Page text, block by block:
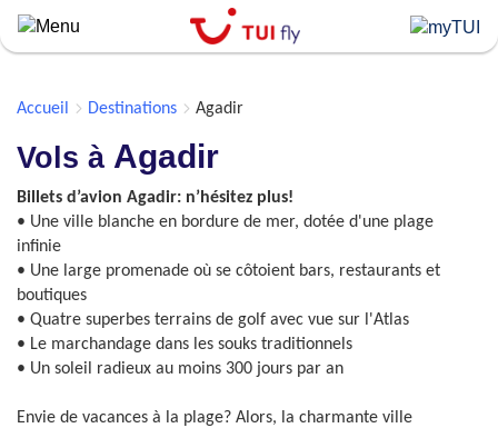
Skip
to
Accueil
Destinations Agadir
Vols à Agadir
Billets d’avion Agadir: n’hésitez plus!
• Une ville blanche en bordure de mer, dotée d'une plage
infinie
• Une large promenade où se côtoient bars, restaurants et
boutiques
• Quatre superbes terrains de golf avec vue sur l'Atlas
• Le marchandage dans les souks traditionnels
• Un soleil radieux au moins 300 jours par an
Envie de vacances à la plage? Alors, la charmante ville